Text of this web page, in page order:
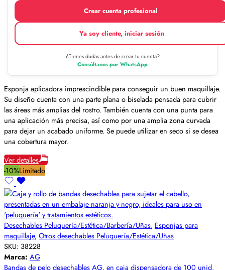
Crear cuenta profesional
Ya soy cliente, iniciar sesión
¿Tienes dudas antes de crear tu cuenta?
Consúltanos por WhatsApp
Esponja aplicadora imprescindible para conseguir un buen maquillaje.
Su diseño cuenta con una parte plana o biselada pensada para cubrir
las áreas más amplias del rostro. También cuenta con una punta para
una aplicación más precisa, así como por una amplia zona curvada
para dejar un acabado uniforme. Se puede utilizar en seco si se desea
una cobertura mayor.
Ver detalles
-10%Limitado
Desechables Peluquería/Estética/Barbería/Uñas, Esponjas para
maquillaje, Otros desechables Peluquería/Estética/Uñas
SKU: 38228
Marca: AG
Bandas de pelo desechables AG, en caja dispensadora de 100 unid.